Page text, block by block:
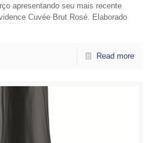
apresentando seu mais recente
Cuvée Brut Rosé. Elaborado
Read more